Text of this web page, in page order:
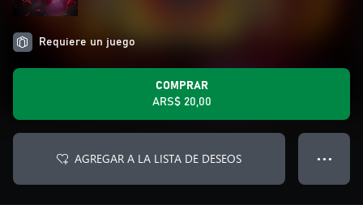
Requiere un juego
COMPRAR
ARS$ 20,00
AGREGAR A LA LISTA DE DESEOS ● ● ●